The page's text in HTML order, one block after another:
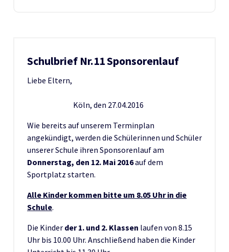
Schulbrief Nr.11 Sponsorenlauf
Liebe Eltern,
Köln, den 27.04.2016
Wie bereits auf unserem Terminplan
angekündigt, werden die Schülerinnen und Schüler
unserer Schule ihren Sponsorenlauf am
Donnerstag, den 12. Mai 2016auf dem
Sportplatz starten.
Alle Kinder kommen bitte um 8.05 Uhr in die
Schule.
Die Kinder der 1. und 2. Klassen laufen von 8.15
Uhr bis 10.00 Uhr. Anschließend haben die Kinder